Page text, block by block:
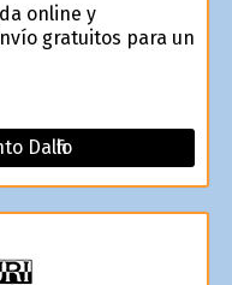
online y
gratuitos para un
Dalfilo